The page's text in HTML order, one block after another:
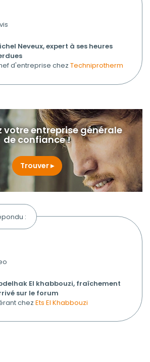
Neveux, expert à ses heures
d'entreprise chez Techniprotherm
votre entreprise générale
de confiance !
Trouver
:
El khabbouzi, fraîchement
sur le forum
chez Ets El Khabbouzi